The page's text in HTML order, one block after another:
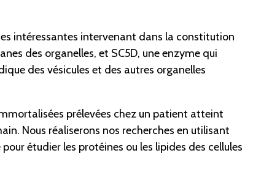
intéressantes intervenant dans la constitution
des organelles, et SC5D, une enzyme qui
des vésicules et des autres organelles
prélevées chez un patient atteint
Nous réaliserons nos recherches en utilisant
étudier les protéines ou les lipides des cellules